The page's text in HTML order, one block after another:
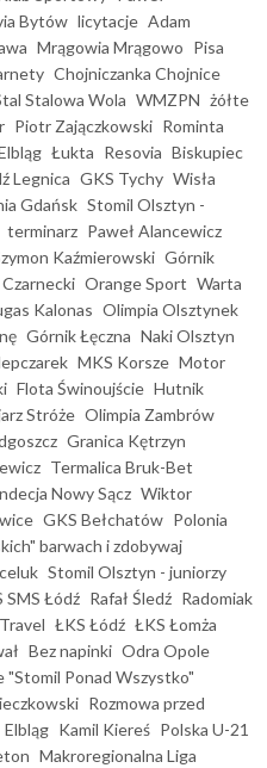
Bytów licytacje Adam
Mrągowia Mrągowo Pisa
Chojniczanka Chojnice
Stalowa Wola WMZPN żółte
Piotr Zajączkowski Rominta
Łukta Resovia Biskupiec
Legnica GKS Tychy Wisła
Gdańsk Stomil Olsztyn -
terminarz Paweł Alancewicz
Kaźmierowski Górnik
Orange Sport Warta
Kalonas Olimpia Olsztynek
Górnik Łęczna Naki Olsztyn
MKS Korsze Motor
Flota Świnoujście Hutnik
Stróże Olimpia Zambrów
Granica Kętrzyn
Termalica Bruk-Bet
Nowy Sącz Wiktor
GKS Bełchatów Polonia
barwach i zdobywaj
Stomil Olsztyn - juniorzy
SMS Łódź Rafał Śledź Radomiak
ŁKS Łódź ŁKS Łomża
Bez napinki Odra Opole
"Stomil Ponad Wszystko"
Rozmowa przed
Kamil Kiereś Polska U-21
Makroregionalna Liga